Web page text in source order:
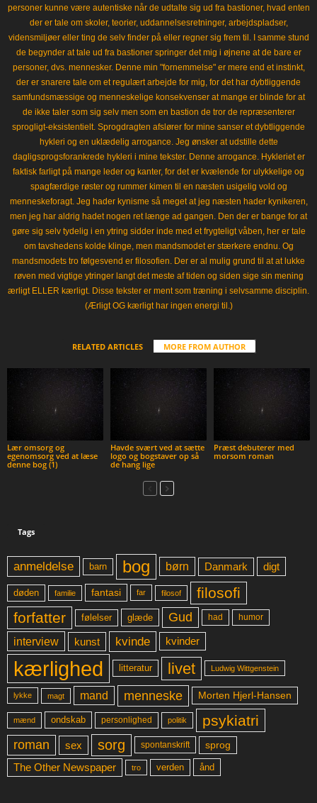
personer kunne være autentiske når de udtalte sig ud fra bastioner, hvad enten
der er tale om skoler, teorier, uddannelsesretninger, arbejdspladser,
vidensmiljøer eller ting de selv finder på eller regner sig frem til. I samme stund
de begynder at tale ud fra bastioner springer det mig i øjnene at de bare er
personer, dvs. mennesker. Denne min "fornemmelse" er mere end et instinkt,
der er snarere tale om et regulært arbejde for mig, for det har dybtliggende
samfundsmæssige og menneskelige konsekvenser at mange er blinde for at
de ikke taler som sig selv men som en bastion de tror de repræsenterer
sprogligt-eksistentielt. Sprogdragten afslører for mine sanser et dybtliggende
hykleri og en uklædelig arrogance. Jeg ønsker at udstille dette
dagligsprogsforankrede hykleri i mine tekster. Denne arrogance. Hykleriet er
faktisk farligt på mange leder og kanter, for det er kvælende for ulykkelige og
spagfærdige røster og rummer kimen til en næsten usigelig vold og
menneskeforagt. Jeg hader kynisme så meget at jeg næsten hader kynikeren,
men jeg har aldrig hadet nogen ret længe ad gangen. Den der er bange for at
gøre sig selv tydelig i en ytring sidder inde med et frygteligt våben, her er tale
om tavshedens kolde klinge, men mandsmodet er stærkere endnu. Og
mandsmodets tro følgesvend er filosofien. Der er al mulig grund til at at lukke
røven med vigtige ytringer langt det meste af tiden og siden sige sin mening
ærligt ELLER kærligt. Disse tekster er ment som træning i selvsamme disciplin.
(Ærligt OG kærligt har ingen energi til.)
RELATED ARTICLES MORE FROM AUTHOR
Lær omsorg og
egenomsorg ved at læse
denne bog (1)
Havde svært ved at sætte
logo og bogstaver op så
de hang lige
Præst debuterer med
morsom roman
Tags
anmeldelse barn bog børn Danmark digt
døden familie fantasi far filosof
filosofi
forfatter
følelser glæde Gud had humor
interview kunst kvinde kvinder
kærlighed litteratur livet Ludwig Wittgenstein
lykke magt mand menneske Morten Hjerl-Hansen
mænd ondskab personlighed politik psykiatri
roman sex sorg spontanskrift sprog
The Other Newspaper tro verden ånd